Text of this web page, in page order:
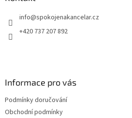
info@spokojenakancelar.cz
+420 737 207 892
Informace pro vás
Podmínky doručování
Obchodní podmínky